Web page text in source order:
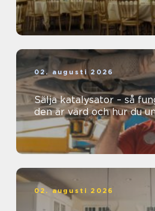
02. augusti 2026
Sälja katalysator – så
den är värd och hur du
02. augusti 2026